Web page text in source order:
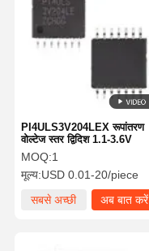
PI4ULS3V204LEX रूपांतरण
वोल्टेज स्तर द्विदिश 1.1-3.6V
MOQ:1
मूल्य:USD 0.01-20/piece
सबसे अच्छी
अब बात करें